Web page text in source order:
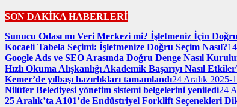
SON DAKİKA HABERLERİ
Sunucu Odası mı Veri Merkezi mi? İşletmeniz İçin
Kocaeli Tabela Seçimi: İşletmenize Doğru Seçim Nasıl?
Google Ads ve SEO Arasında Doğru Denge Nasıl
Hızlı Okuma Alışkanlığı Akademik Başarıyı Nasıl
Kemer’de yılbaşı hazırlıkları tamamlandı24 Aralık 2025-
Nilüfer Belediyesi yönetim sistemi belgelerini yeniledi24
25 Aralık’ta A101’de Endüstriyel Forklift Seçenekleri